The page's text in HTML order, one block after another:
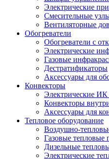
Электрические
Смесительные
Вентиляторные
Обогреватели
Обогреватели с
Электрические
Газовые
Дестратификаторы
Аксессуары для
Конвекторы
Электрические ИК
Конвекторы
Аксессуары для
Тепловое оборудование
Воздушно-
Газовые тепловые
Дизельные
Электрические